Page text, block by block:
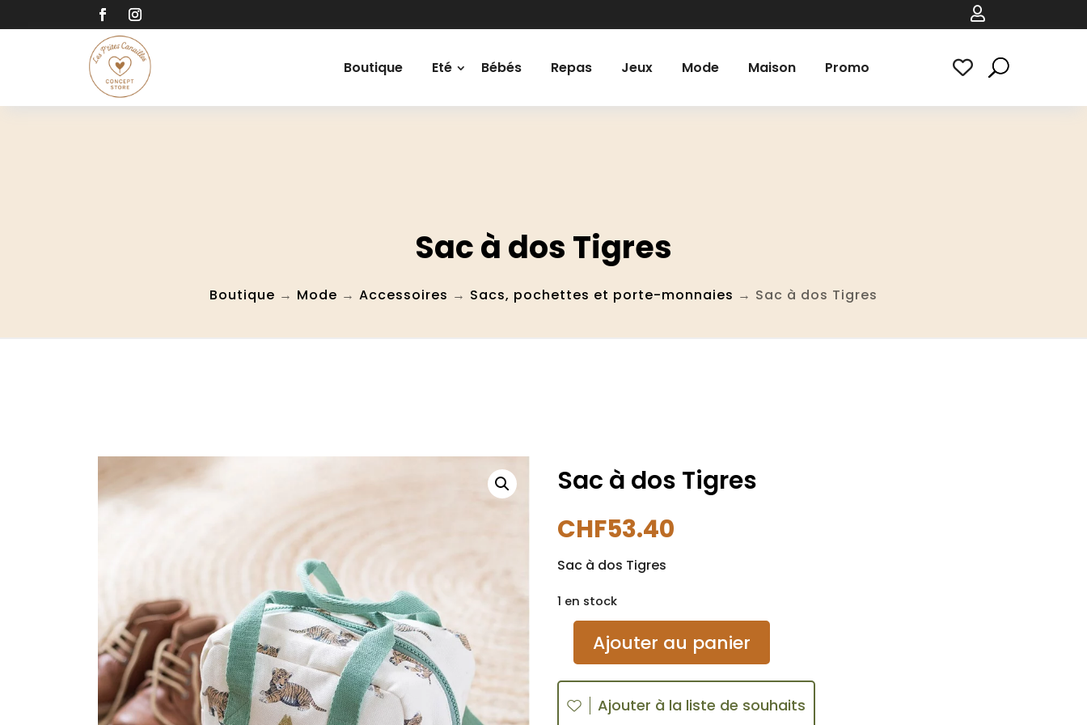

Boutique Eté Bébés Repas Jeux Mode Maison Promo
Sac à dos Tigres
Boutique → Mode → Accessoires → Sacs, pochettes et porte-monnaies → Sac à dos Tigres
Sac à dos Tigres
CHF53.40
Sac à dos Tigres
1 en stock
quantité
Sac
Ajouter au panier
Ajouter à la liste de souhaits
t